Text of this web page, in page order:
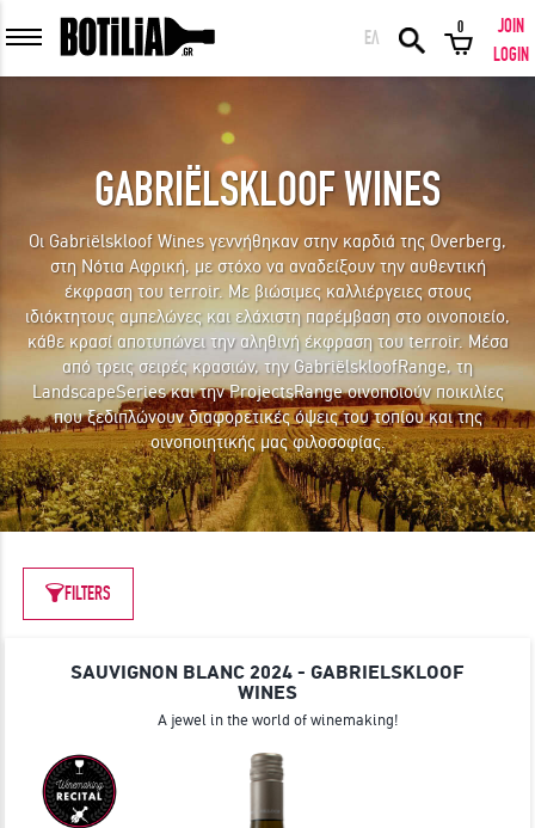
MEMBER LOGIN
LOGIN Forgot your password?
LOGIN WITH FACEBOOK
GREAT WINES FROM AROUND THE WORLD IN GREAT DEALS!
JOIN
ΕΛ
0
JOIN
LOGIN
GABRIËLSKLOOF WINES
Οι Gabriëlskloof Wines γεννήθηκαν στην καρδιά της Overberg,
στη Νότια Αφρική, με στόχο να αναδείξουν την αυθεντική
έκφραση του terroir. Με βιώσιμες καλλιέργειες στους
ιδιόκτητους αμπελώνες και ελάχιστη παρέμβαση στο οινοποιείο,
κάθε κρασί αποτυπώνει την αληθινή έκφραση του terroir. Μέσα
από τρεις σειρές κρασιών, την GabriëlskloofRange, τη
LandscapeSeries και την ProjectsRange οινοποιούν ποικιλίες
που ξεδιπλώνουν διαφορετικές όψεις του τοπίου και της
οινοποιητικής μας φιλοσοφίας.
FILTERS
SAUVIGNON BLANC 2024 - GABRIELSKLOOF
WINES
A jewel in the world of winemaking!